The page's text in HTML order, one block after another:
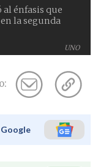
UNO
énfasis que
la segunda
Google